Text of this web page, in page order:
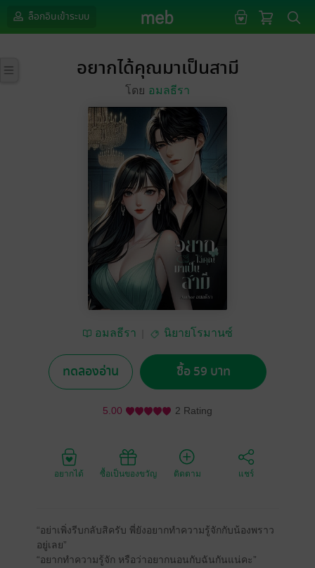
ล็อกอินเข้าระบบ
อยากได้คุณมาเป็นสามี
โดย อมลธีรา
อมลธีรา นิยายโรมานซ์
ทดลองอ่าน ซื้อ 59 บาท
5.00 2 Rating
อยากได้ ซื้อเป็นของขวัญ ติดตาม แชร์
“อย่าเพิ่งรีบกลับสิครับ พี่ยังอยากทำความรู้จักกับน้องพราว
อยู่เลย”
“อยากทำความรู้จัก หรือว่าอยากนอนกับฉันกันแน่คะ”